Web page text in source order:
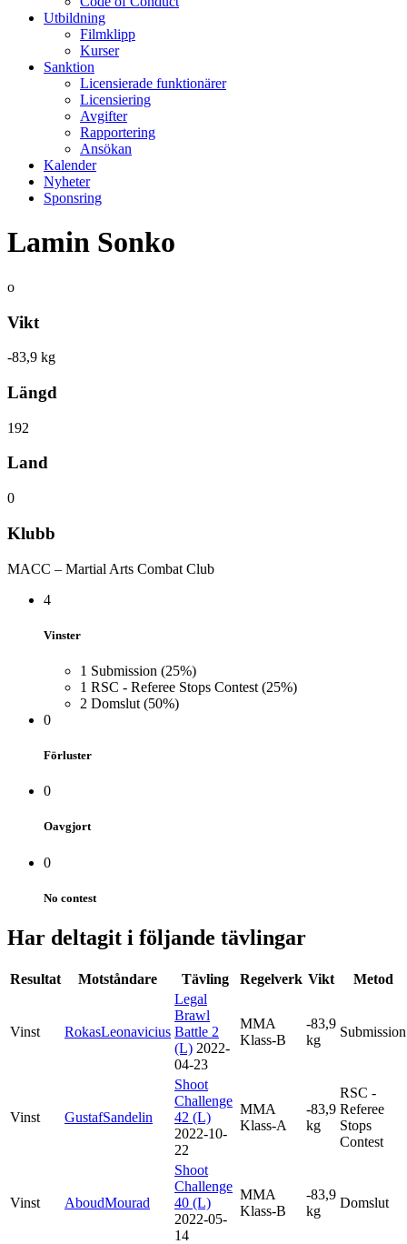
Utbildning
Filmklipp
Kurser
Sanktion
Licensierade funktionärer
Licensiering
Avgifter
Rapportering
Ansökan
Kalender
Nyheter
Sponsring
Lamin Sonko
o
Vikt
-83,9 kg
Längd
192
Land
0
Klubb
MACC – Martial Arts Combat Club
4
Vinster
1 Submission (25%)
1 RSC - Referee Stops Contest (25%)
2 Domslut (50%)
0
Förluster
0
Oavgjort
0
No contest
Har deltagit i följande tävlingar
Resultat Motståndare Tävling Regelverk Vikt Metod
Vinst RokasLeonavicius
Legal
Brawl
Battle 2
(L) 2022-
04-23
MMA
Klass-B
-83,9
kg
Submission
Vinst GustafSandelin
Shoot
Challenge
42 (L)
2022-10-
22
MMA
Klass-A
-83,9
kg
RSC -
Referee
Stops
Contest
Vinst AboudMourad
Shoot
Challenge
40 (L)
2022-05-
14
MMA
Klass-B
-83,9
kg
Domslut